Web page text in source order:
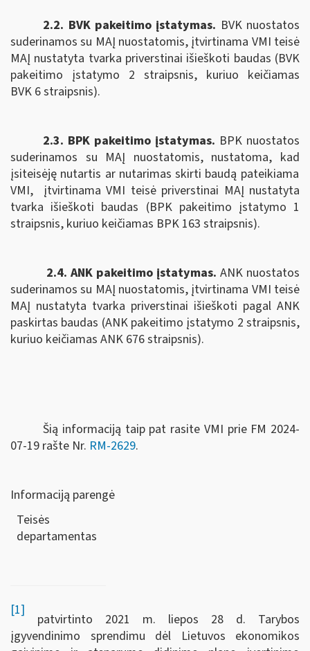
2.2. BVK pakeitimo įstatymas. BVK nuostatos
suderinamos su MAĮ nuostatomis, įtvirtinama VMI teisė
MAĮ nustatyta tvarka priverstinai išieškoti baudas (BVK
pakeitimo įstatymo 2 straipsnis, kuriuo keičiamas
BVK 6 straipsnis).
2.3. BPK pakeitimo įstatymas. BPK nuostatos
suderinamos su MAĮ nuostatomis, nustatoma, kad
įsiteisėję nutartis ar nutarimas skirti baudą pateikiama
VMI,
įtvirtinama VMI teisė priverstinai MAĮ nustatyta
tvarka išieškoti baudas (BPK pakeitimo įstatymo 1
straipsnis, kuriuo keičiamas BPK 163 straipsnis).
2.4. ANK pakeitimo įstatymas. ANK nuostatos
suderinamos su MAĮ nuostatomis, įtvirtinama VMI teisė
MAĮ nustatyta tvarka priverstinai išieškoti pagal ANK
paskirtas baudas (ANK pakeitimo įstatymo 2 straipsnis,
kuriuo keičiamas ANK 676 straipsnis).
Šią informaciją taip pat rasite VMI prie FM 2024-
07-19 rašte Nr. RM-2629.
Informaciją parengė
Teisės
[1]
patvirtinto 2021 m. liepos 28 d. Tarybos
įgyvendinimo sprendimu dėl Lietuvos ekonomikos